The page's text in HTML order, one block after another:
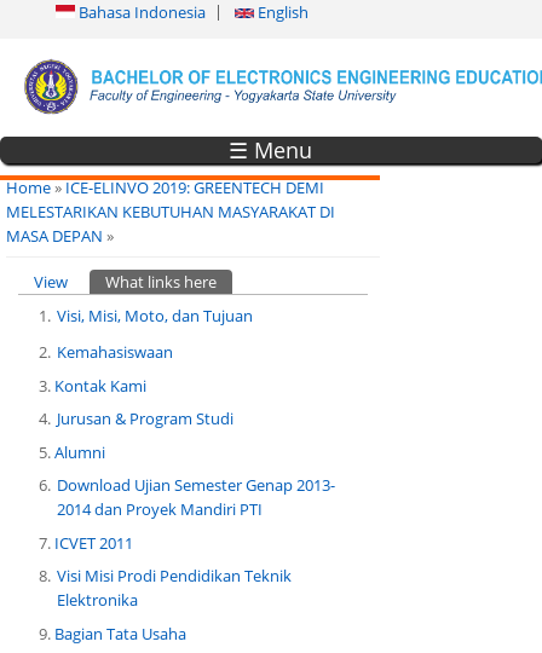
Bahasa Indonesia English
☰ Menu
You are here
Home» ICE-ELINVO 2019: GREENTECH DEMI
MELESTARIKAN KEBUTUHAN MASYARAKAT DI
MASA DEPAN »
Primary tabs
View What links here
Visi, Misi, Moto, dan Tujuan
Kemahasiswaan
Kontak Kami
Jurusan & Program Studi
Alumni
Download Ujian Semester Genap 2013-
2014 dan Proyek Mandiri PTI
ICVET 2011
Visi Misi Prodi Pendidikan Teknik
Elektronika
Bagian Tata Usaha